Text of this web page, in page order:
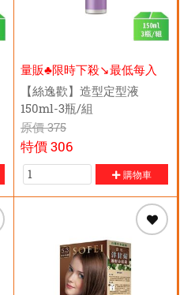
量販♣限時下殺↘️最低每入
$92元
【絲逸歡】造型定型液
150ml-3瓶/組
原價375
特價306
購物車